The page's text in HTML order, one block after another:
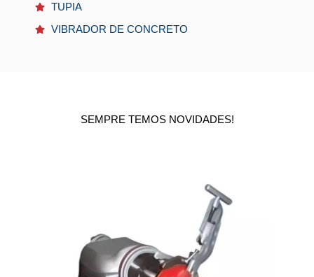
TUPIA
VIBRADOR DE CONCRETO
SEMPRE TEMOS NOVIDADES!